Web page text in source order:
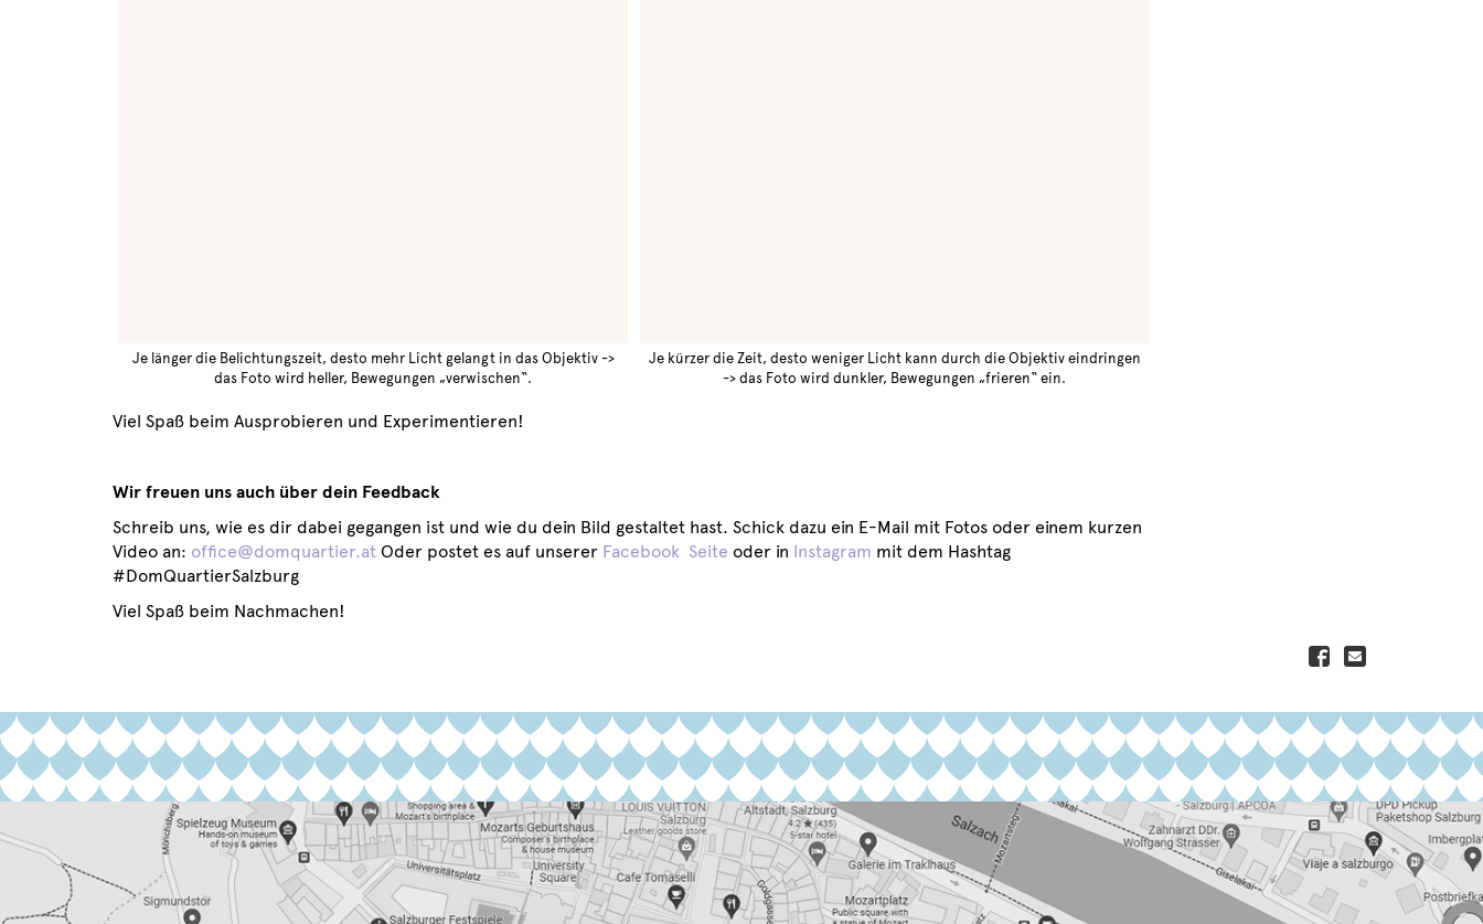
Je länger die Belichtungszeit, desto mehr Licht gelangt in das Objektiv ->
das Foto wird heller, Bewegungen „verwischen“.
Je kürzer die Zeit, desto weniger Licht kann durch die Objektiv eindringen
-> das Foto wird dunkler, Bewegungen „frieren“ ein.
Viel Spaß beim Ausprobieren und Experimentieren!
Wir freuen uns auch über dein Feedback
Schreib uns, wie es dir dabei gegangen ist und wie du dein Bild gestaltet hast. Schick dazu ein E-Mail mit Fotos oder einem kurzen
Video an: office@domquartier.at Oder postet es auf unserer Facebook Seite oder in Instagram mit dem Hashtag
#DomQuartierSalzburg
Viel Spaß beim Nachmachen!